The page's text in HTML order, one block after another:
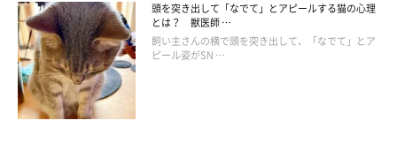
頭を突き出して「なでて」とアピールする猫の心理
とは？ 獣医師 …
飼い主さんの横で頭を突き出して、「なでて」とア
ピール姿がSN …